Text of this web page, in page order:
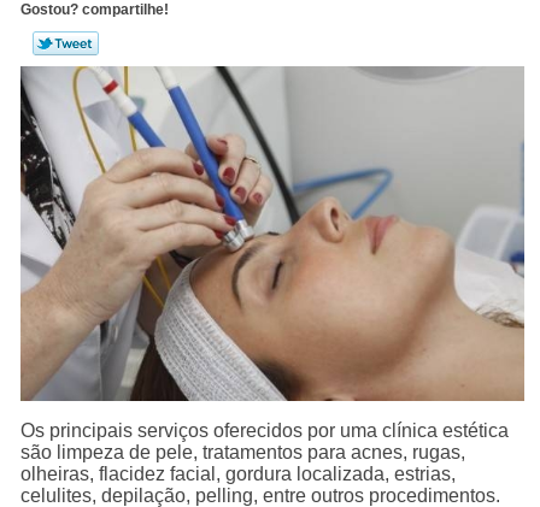
Gostou? compartilhe!
Os principais serviços oferecidos por uma clínica estética
são limpeza de pele, tratamentos para acnes, rugas,
olheiras, flacidez facial, gordura localizada, estrias,
celulites, depilação, pelling, entre outros procedimentos.